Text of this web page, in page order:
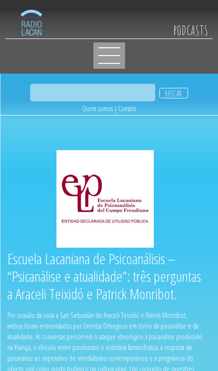
PODCASTS
Quem somos | Contato
Escuela Lacaniana de Psicoanálisis –
“Psicanálise e atualidade”: três perguntas
a Araceli Teixidó e Patrick Monribot.
Por ocasião da visita a San Sebastián de Araceli Teixidó e Patrick Monribot,
ambos foram entrevistados por Onintza Orbegozo em torno da psicanálise e da
atualidade. As conversas percorrem o ataque ideológico à psicanálise produzido
na França, o vínculo entre positivismo e indústria farmacêutica, a resposta da
psicanálise ao imperativo de imediatismo contemporâneo e a pregnância do
objeto oral como modo bulímico na cultura atual. Um conjunto de questões